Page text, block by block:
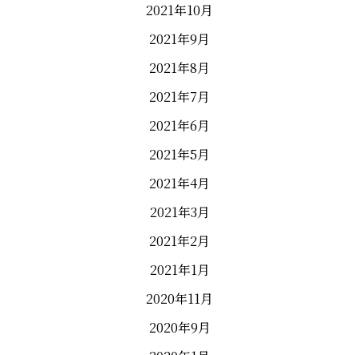
2021年10月
2021年9月
2021年8月
2021年7月
2021年6月
2021年5月
2021年4月
2021年3月
2021年2月
2021年1月
2020年11月
2020年9月